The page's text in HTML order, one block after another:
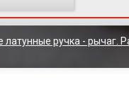
ручка - рычаг.